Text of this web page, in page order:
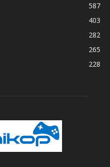
587
403
282
265
228